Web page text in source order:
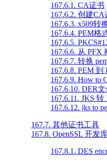
167.6.1. CA证书
167.6.2. 创建
167.6.3. x509转
167.6.4. PEM格
167.6.5.
167.6.6. 从
167.6.7. 转换
167.6.8. PEM 到
167.6.9. How to
167.6.10. DER
167.6.11. JKS 转
167.6.12. jks to
167.7. 其他证书工具
167.8. OpenSSL 开发
167.8.1. DES